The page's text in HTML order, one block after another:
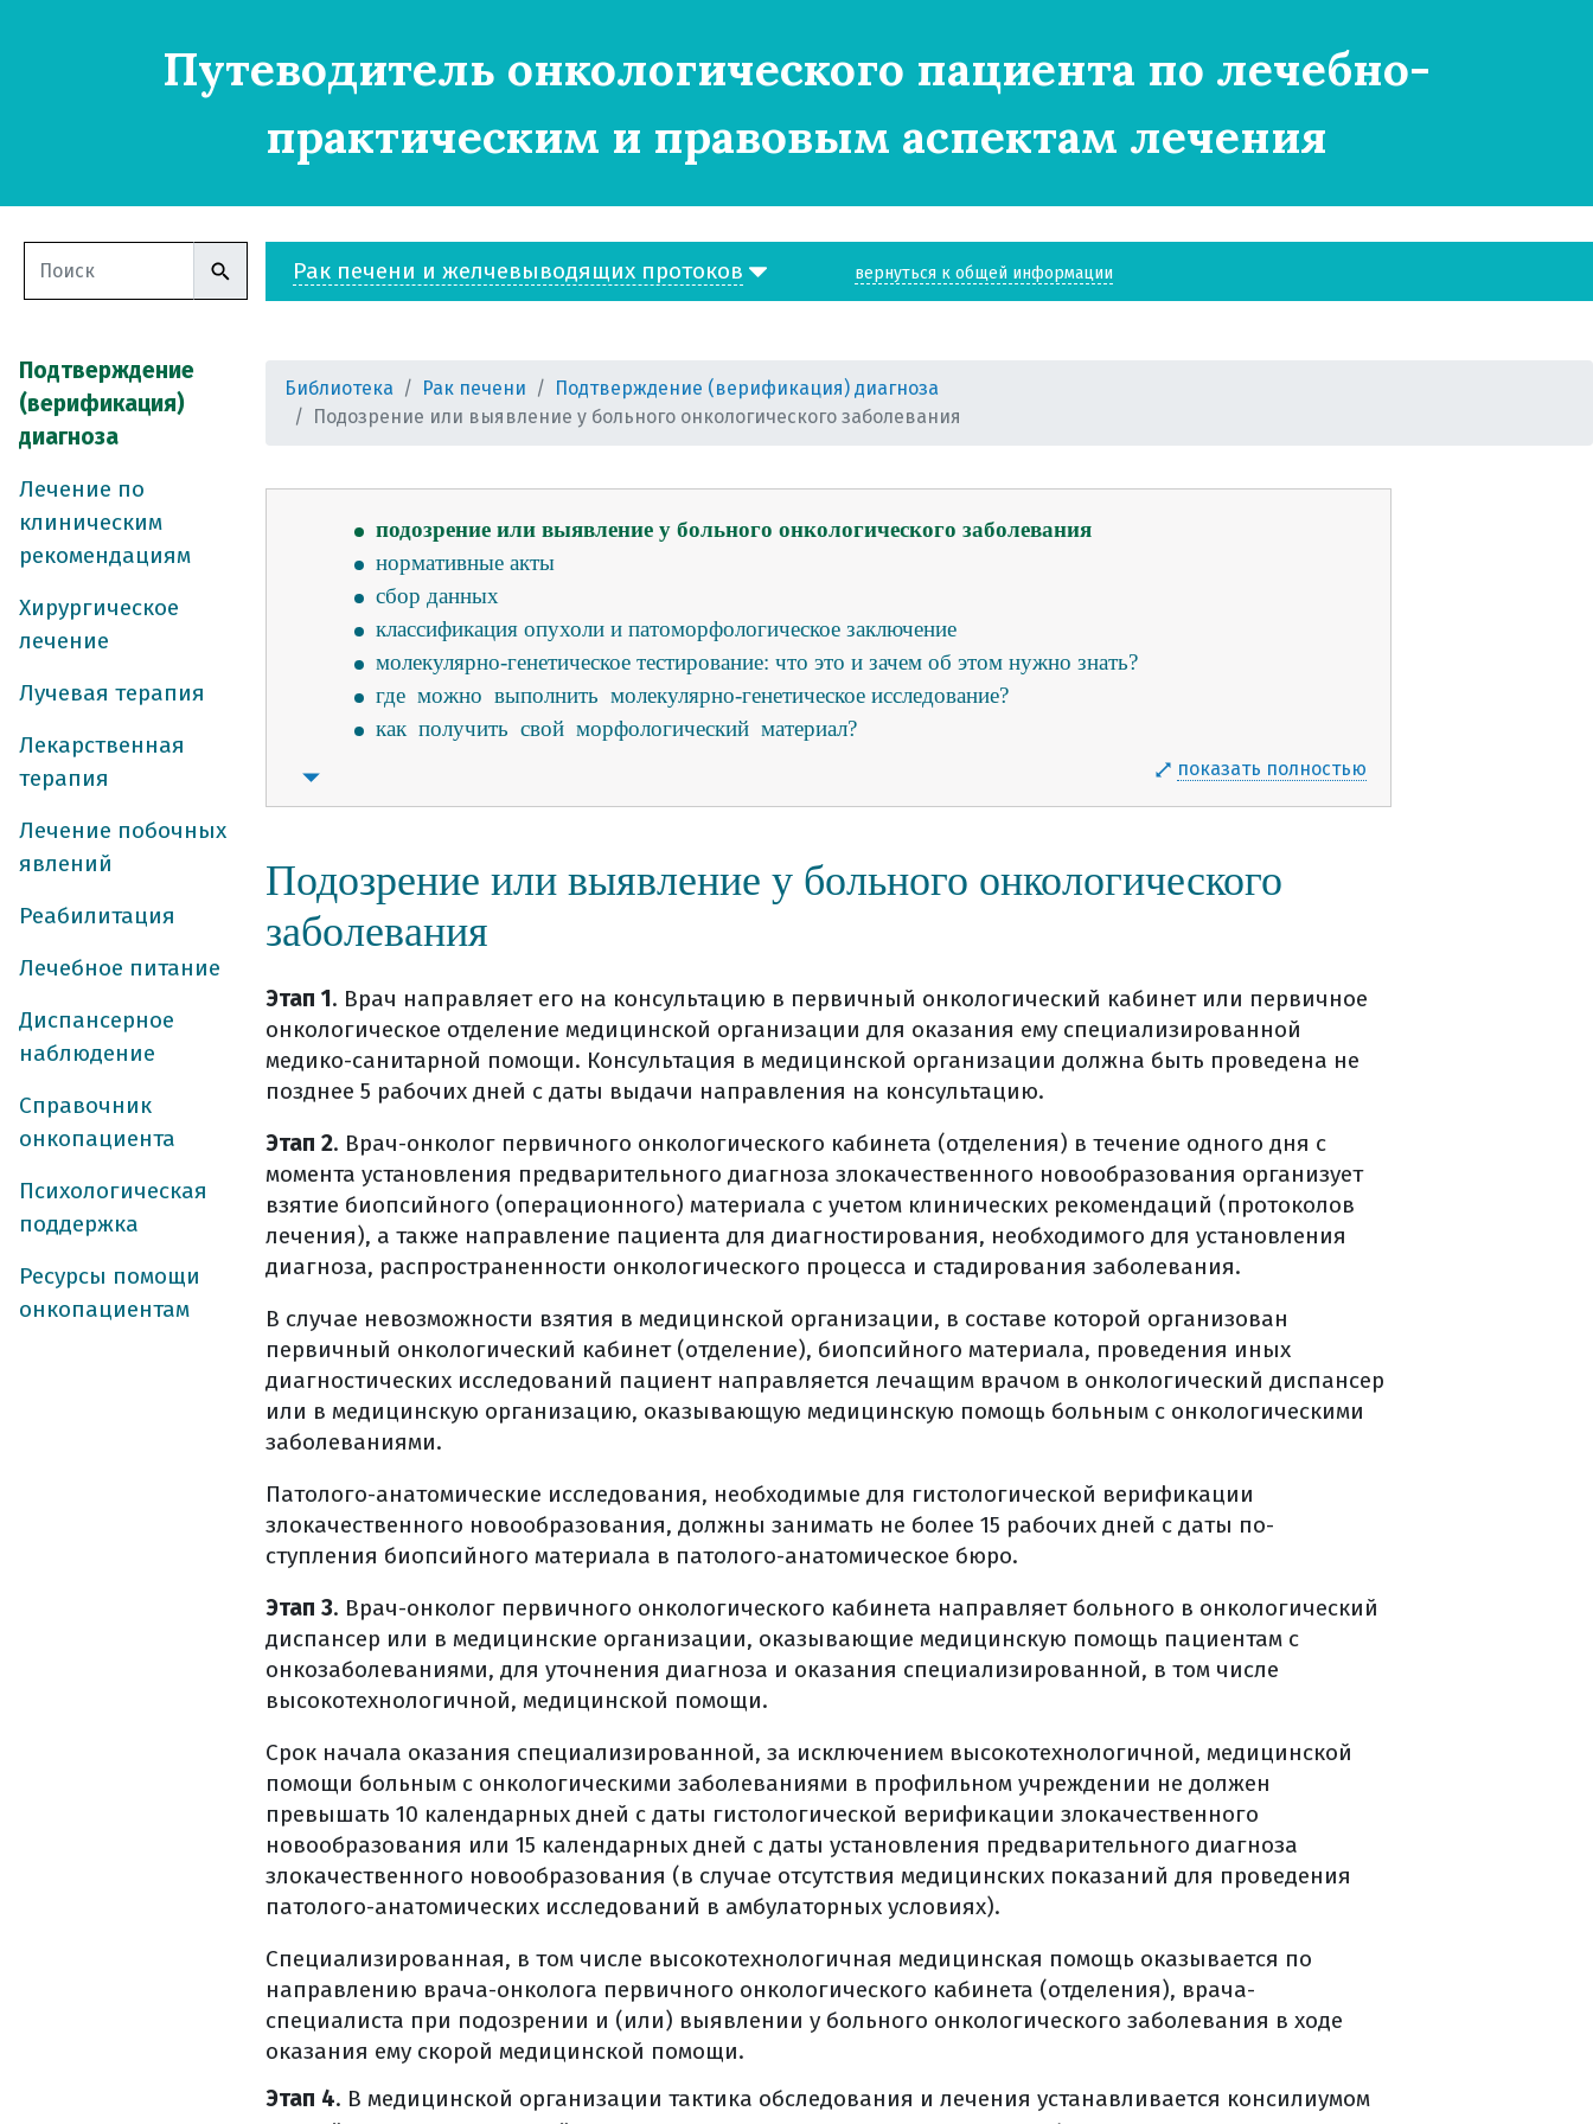
Путеводитель онкологического пациента по лечебно-
практическим и правовым аспектам лечения
Подтверждение
(верификация)
диагноза
Лечение по
клиническим
рекомендациям
Хирургическое
лечение
Лучевая терапия
Лекарственная
терапия
Лечение побочных
явлений
Реабилитация
Лечебное питание
Диспансерное
наблюдение
Справочник
онкопациента
Психологическая
поддержка
Ресурсы помощи
онкопациентам
Рак печени и желчевыводящих протоков вернуться к общей информации
Библиотека Рак печени
Подтверждение (верификация) диагноза
Подозрение или выявление у больного онкологического заболевания
лечение по клиническим рекомендациям
причины рака печени
классификация
стадирование
этапы постановки диагноза
подозрение или выявление у больного онкологического заболевания
нормативные акты
сбор данных
классификация опухоли и патоморфологическое заключение
молекулярно-генетическое тестирование: что это и зачем об этом нужно знать?
где можно выполнить молекулярно-генетическое исследование?
как получить свой морфологический материал?
резекция печени
ранняя активизация
после операции
реабилитация в послеоперационном периоде
осложнения после операций на печени
хирургическое лечение (общая информация)
виды хирургического лечения
что необходимо сообщить врачу накануне операции
за две недели до операции
питание до операции
что взять с собой в больницу?
в день операции
сразу после операции (в реанимации)
ранняя активация
в больничной палате
борьба с болью
уход за послеоперационной раной
физическая нагрузка
лечебное питание при раке печени
как правильно питаться
лечебное питание (общая информация)
потребление жидкости во время лечения
общие правила питания во время лечения
лучевая терапия рака печени
лучевая терапия (общая информация)
виды лучевой терапии
дистанционная лучевая терапия
3d конформная лучевая терапия
лучевая терапия, моделированная по интенсивности (imrt)
лучевая терапия, корректируемая по изображениям (igrt)
общие противопоказания к лучевой терапии
показать полностью
Подозрение или выявление у больного онкологического
заболевания
Этап 1. Врач направляет его на консультацию в первичный онкологический кабинет или первичное
онкологическое отделение медицинской организации для оказания ему специализированной
медико-санитарной помощи. Консультация в медицинской организации должна быть проведена не
позднее 5 рабочих дней с даты выдачи направления на консультацию.
Этап 2. Врач-онколог первичного онкологического кабинета (отделения) в течение одного дня с
момента установления предварительного диагноза злокачественного новообразования организует
взятие биопсийного (операционного) материала с учетом клинических рекомендаций (протоколов
лечения), а также направление пациента для диагностирования, необходимого для установления
диагноза, распространенности онкологического процесса и стадирования заболевания.
В случае невозможности взятия в медицинской организации, в составе которой организован
первичный онкологический кабинет (отделение), биопсийного материала, проведения иных
диагностических исследований пациент направляется лечащим врачом в онкологический диспансер
или в медицинскую организацию, оказывающую медицинскую помощь больным с онкологическими
заболеваниями.
Патолого-анатомические исследования, необходимые для гистологической верификации
злокачественного новообразования, должны занимать не более 15 рабочих дней с даты по-
ступления биопсийного материала в патолого-анатомическое бюро.
Этап 3. Врач-онколог первичного онкологического кабинета направляет больного в онкологический
диспансер или в медицинские организации, оказывающие медицинскую помощь пациентам с
онкозаболеваниями, для уточнения диагноза и оказания специализированной, в том числе
высокотехнологичной, медицинской помощи.
Срок начала оказания специализированной, за исключением высокотехнологичной, медицинской
помощи больным с онкологическими заболеваниями в профильном учреждении не должен
превышать 10 календарных дней с даты гистологической верификации злокачественного
новообразования или 15 календарных дней с даты установления предварительного диагноза
злокачественного новообразования (в случае отсутствия медицинских показаний для проведения
патолого-анатомических исследований в амбулаторных условиях).
Специализированная, в том числе высокотехнологичная медицинская помощь оказывается по
направлению врача-онколога первичного онкологического кабинета (отделения), врача-
специалиста при подозрении и (или) выявлении у больного онкологического заболевания в ходе
оказания ему скорой медицинской помощи.
Этап 4. В медицинской организации тактика обследования и лечения устанавливается консилиумом